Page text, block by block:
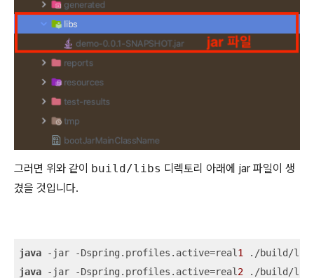
그러면 위와 같이 build/libs 디렉토리 아래에 jar 파일이 생
겼을 것입니다.
java -jar -Dspring.profiles.active=real 1
./build/
java -jar -Dspring.profiles.active=real 2 ./build/